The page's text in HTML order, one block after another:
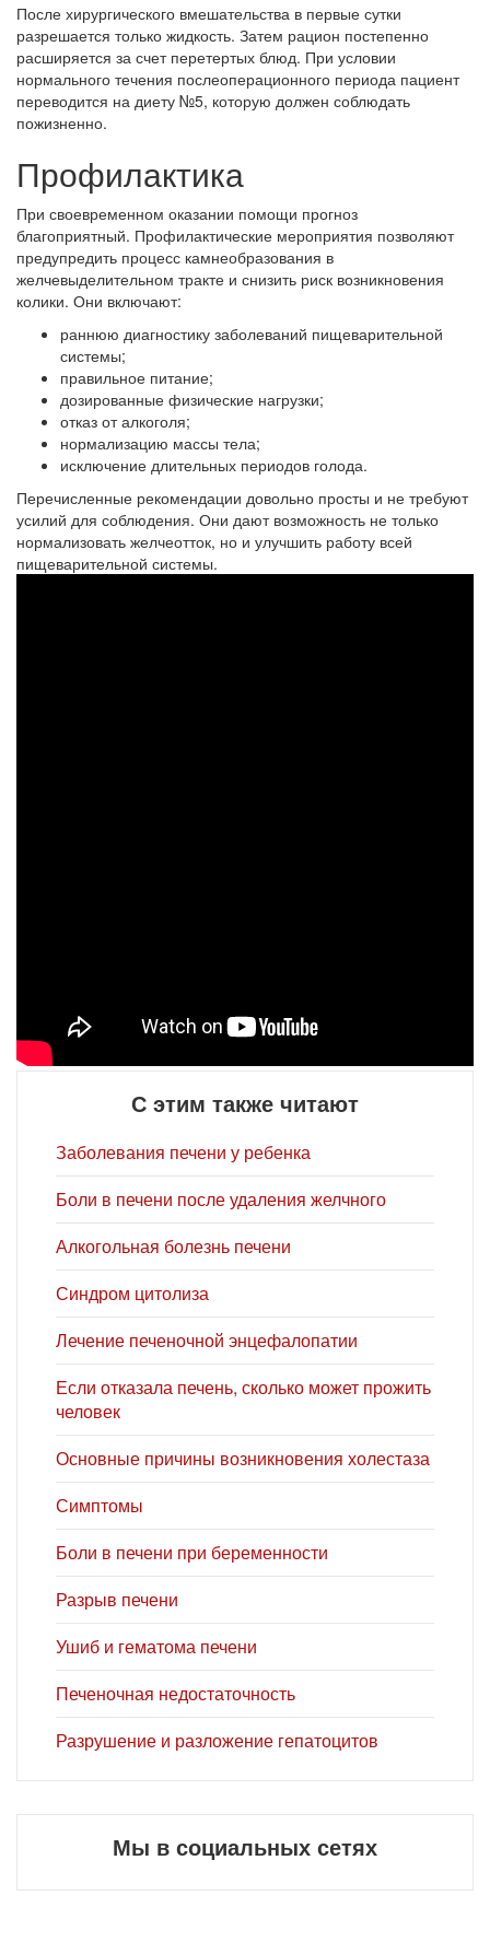
После хирургического вмешательства в первые сутки
разрешается только жидкость. Затем рацион постепенно
расширяется за счет перетертых блюд. При условии
нормального течения послеоперационного периода пациент
переводится на диету №5, которую должен соблюдать
пожизненно.
Профилактика
При своевременном оказании помощи прогноз
благоприятный. Профилактические мероприятия позволяют
предупредить процесс камнеобразования в
желчевыделительном тракте и снизить риск возникновения
колики. Они включают:
раннюю диагностику заболеваний пищеварительной
системы;
правильное питание;
дозированные физические нагрузки;
отказ от алкоголя;
нормализацию массы тела;
исключение длительных периодов голода.
Перечисленные рекомендации довольно просты и не требуют
усилий для соблюдения. Они дают возможность не только
нормализовать желчеотток, но и улучшить работу всей
пищеварительной системы.
С этим также читают
Заболевания печени у ребенка
Боли в печени после удаления желчного
Алкогольная болезнь печени
Синдром цитолиза
Лечение печеночной энцефалопатии
Если отказала печень, сколько может прожить
человек
Основные причины возникновения холестаза
Симптомы
Боли в печени при беременности
Разрыв печени
Ушиб и гематома печени
Печеночная недостаточность
Разрушение и разложение гепатоцитов
Мы в социальных сетях